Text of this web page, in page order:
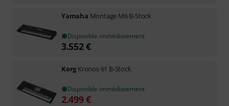
Yamaha Montage M6 B-Stock
Disponible immédiatement
3.552€
Korg Kronos 61 B-Stock
Disponible immédiatement
2.499€